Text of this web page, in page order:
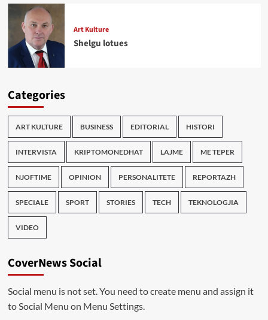
Art Kulture
Shelgu lotues
Categories
ART KULTURE BUSINESS EDITORIAL HISTORI
INTERVISTA KRIPTOMONEDHAT LAJME ME TEPER
NJOFTIME OPINION PERSONALITETE REPORTAZH
SPECIALE SPORT STORIES TECH TEKNOLOGJIA
VIDEO
CoverNews Social
Social menu is not set. You need to create menu and assign it
to Social Menu on Menu Settings.